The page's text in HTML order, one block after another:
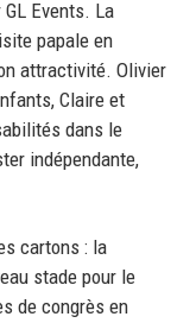
Events. La
papale en
attractivité. Olivier
Claire et
dans le
indépendante,
cartons : la
stade pour le
de congrès en